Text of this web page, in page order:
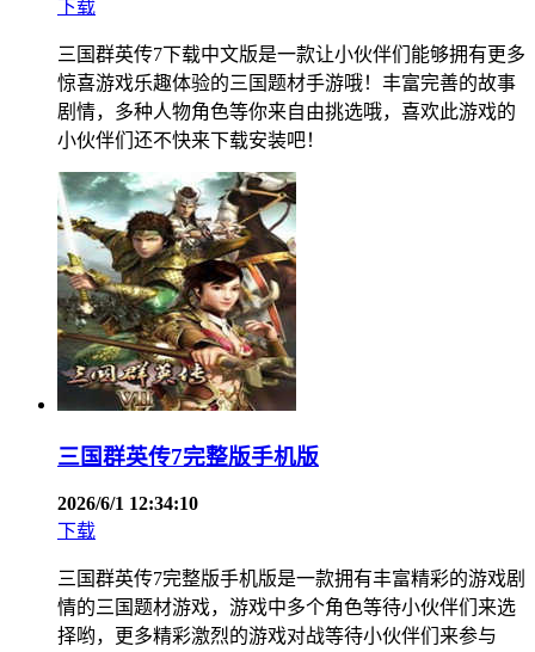
下载
三国群英传7下载中文版是一款让小伙伴们能够拥有更多
惊喜游戏乐趣体验的三国题材手游哦！丰富完善的故事
剧情，多种人物角色等你来自由挑选哦，喜欢此游戏的
小伙伴们还不快来下载安装吧！
三国群英传7完整版手机版
2026/6/1 12:34:10
下载
三国群英传7完整版手机版是一款拥有丰富精彩的游戏剧
情的三国题材游戏，游戏中多个角色等待小伙伴们来选
择哟，更多精彩激烈的游戏对战等待小伙伴们来参与